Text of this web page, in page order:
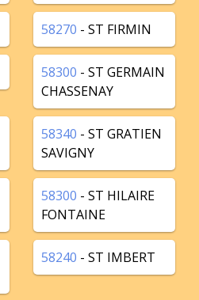
58270 - ST FIRMIN
58300 - ST GERMAIN
CHASSENAY
58340 - ST GRATIEN
SAVIGNY
58300 - ST HILAIRE
FONTAINE
58240 - ST IMBERT